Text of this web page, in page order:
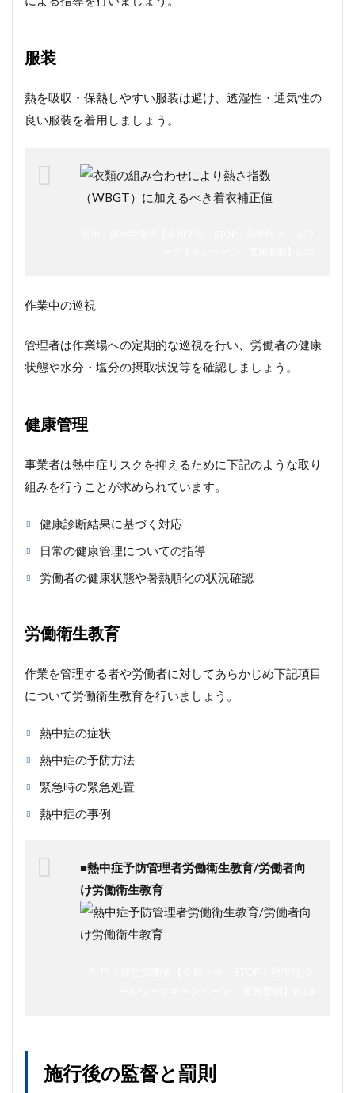
服装
熱を吸収・保熱しやすい服装は避け、透湿性・通気性の
良い服装を着用しましょう。
作業中の巡視
管理者は作業場への定期的な巡視を行い、労働者の健康
状態や水分・塩分の摂取状況等を確認しましょう。
健康管理
事業者は熱中症リスクを抑えるために下記のような取り
組みを行うことが求められています。
健康診断結果に基づく対応
日常の健康管理についての指導
労働者の健康状態や暑熱順化の状況確認
労働衛生教育
作業を管理する者や労働者に対してあらかじめ下記項目
について労働衛生教育を行いましょう。
熱中症の症状
熱中症の予防方法
緊急時の緊急処置
熱中症の事例
■熱中症予防管理者労働衛生教育/労働者向
け労働衛生教育
施行後の監督と罰則